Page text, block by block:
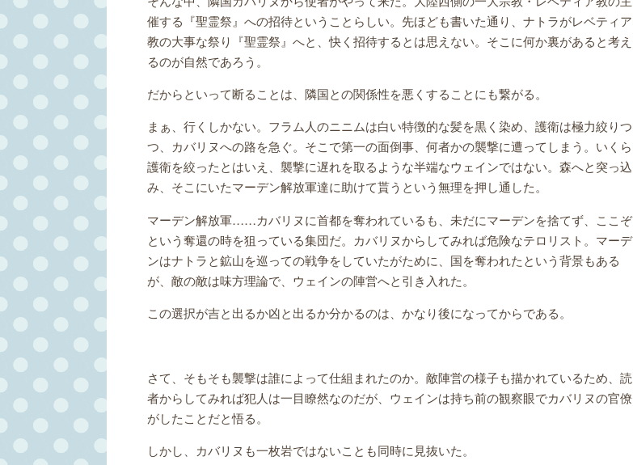
催する『聖霊祭』への招待ということらしい。先ほども書いた通り、ナトラがレベティア
教の大事な祭り『聖霊祭』へと、快く招待するとは思えない。そこに何か裏があると考え
るのが自然であろう。
だからといって断ることは、隣国との関係性を悪くすることにも繋がる。
まぁ、行くしかない。フラム人のニニムは白い特徴的な髪を黒く染め、護衛は極力絞りつ
つ、カバリヌへの路を急ぐ。そこで第一の面倒事、何者かの襲撃に遭ってしまう。いくら
護衛を絞ったとはいえ、襲撃に遅れを取るような半端なウェインではない。森へと突っ込
み、そこにいたマーデン解放軍達に助けて貰うという無理を押し通した。
マーデン解放軍……カバリヌに首都を奪われているも、未だにマーデンを捨てず、ここぞ
という奪還の時を狙っている集団だ。カバリヌからしてみれば危険なテロリスト。マーデ
ンはナトラと鉱山を巡っての戦争をしていたがために、国を奪われたという背景もある
が、敵の敵は味方理論で、ウェインの陣営へと引き入れた。
この選択が吉と出るか凶と出るか分かるのは、かなり後になってからである。
さて、そもそも襲撃は誰によって仕組まれたのか。敵陣営の様子も描かれているため、読
者からしてみれば犯人は一目瞭然なのだが、ウェインは持ち前の観察眼でカバリヌの官僚
がしたことだと悟る。
しかし、カバリヌも一枚岩ではないことも同時に見抜いた。